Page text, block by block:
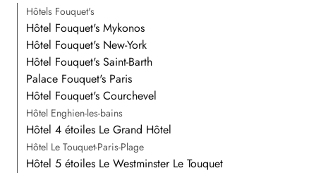
Hôtels Fouquet's
Hôtel Fouquet's Mykonos
Hôtel Fouquet's New-York
Hôtel Fouquet's Saint-Barth
Palace Fouquet's Paris
Hôtel Fouquet's Courchevel
Hôtel Enghien-les-bains
Hôtel 4 étoiles Le Grand Hôtel
Hôtel Le Touquet-Paris-Plage
Hôtel 5 étoiles Le Westminster Le Touquet